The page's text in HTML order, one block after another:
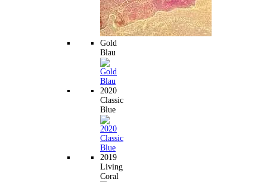
Gold
Blau
2020
Classic
Blue
2019
Living
Coral